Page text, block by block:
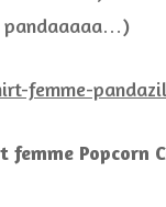
pandaaaaa…)
femme Popcorn